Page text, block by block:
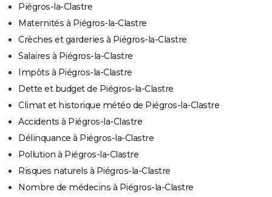
Piégros-la-Clastre
Maternités à Piégros-la-Clastre
Crèches et garderies à Piégros-la-Clastre
Salaires à Piégros-la-Clastre
Impôts à Piégros-la-Clastre
Dette et budget de Piégros-la-Clastre
Climat et historique météo de Piégros-la-Clastre
Accidents à Piégros-la-Clastre
Délinquance à Piégros-la-Clastre
Pollution à Piégros-la-Clastre
Risques naturels à Piégros-la-Clastre
Nombre de médecins à Piégros-la-Clastre